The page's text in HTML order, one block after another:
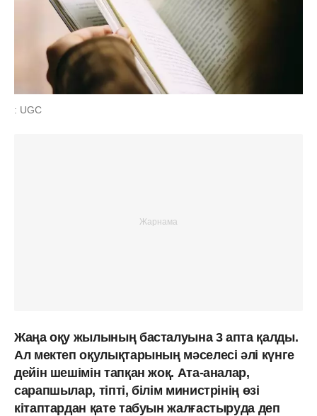
: UGC
Жаңа оқу жылының басталуына 3 апта қалды.
Ал мектеп оқулықтарының мәселесі әлі күнге
дейін шешімін тапқан жоқ. Ата-аналар,
сарапшылар, тіпті, білім министрінің өзі
кітаптардан қате табуын жалғастыруда деп